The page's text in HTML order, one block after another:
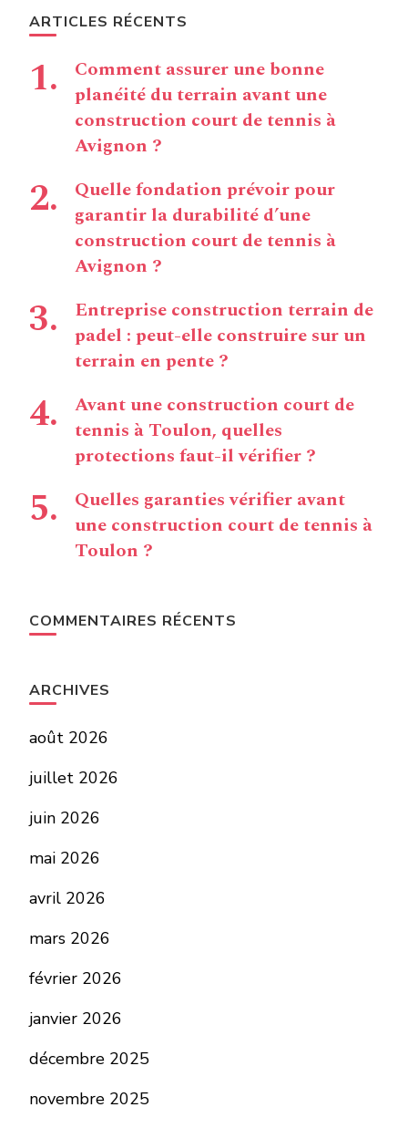
ARTICLES RÉCENTS
Comment assurer une bonne
planéité du terrain avant une
construction court de tennis à
Avignon ?
Quelle fondation prévoir pour
garantir la durabilité d’une
construction court de tennis à
Avignon ?
Entreprise construction terrain de
padel : peut-elle construire sur un
terrain en pente ?
Avant une construction court de
tennis à Toulon, quelles
protections faut-il vérifier ?
Quelles garanties vérifier avant
une construction court de tennis à
Toulon ?
COMMENTAIRES RÉCENTS
ARCHIVES
août 2026
juillet 2026
juin 2026
mai 2026
avril 2026
mars 2026
février 2026
janvier 2026
décembre 2025
novembre 2025